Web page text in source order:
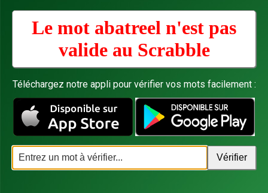
Le mot abatreel n'est pas
valide au Scrabble
Téléchargez notre appli pour vérifier vos mots facilement :